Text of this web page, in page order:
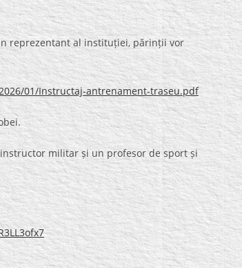
reprezentant al instituției, părinții vor
01/Instructaj-antrenament-traseu.pdf
militar și un profesor de sport și